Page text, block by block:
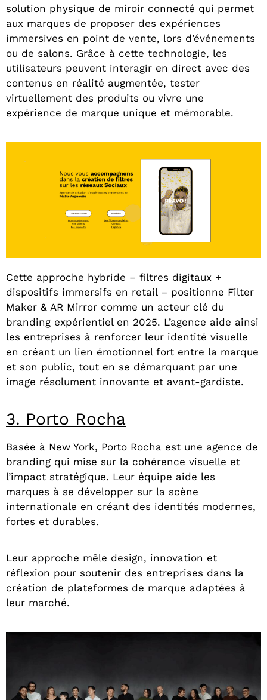
solution physique de miroir connecté qui permet
aux marques de proposer des expériences
immersives en point de vente, lors d’événements
ou de salons. Grâce à cette technologie, les
utilisateurs peuvent interagir en direct avec des
contenus en réalité augmentée, tester
virtuellement des produits ou vivre une
expérience de marque unique et mémorable.
Cette approche hybride – filtres digitaux +
dispositifs immersifs en retail – positionne Filter
Maker & AR Mirror comme un acteur clé du
branding expérientiel en 2025. L’agence aide ainsi
les entreprises à renforcer leur identité visuelle
en créant un lien émotionnel fort entre la marque
et son public, tout en se démarquant par une
image résolument innovante et avant-gardiste.
3. Porto Rocha
Basée à New York, Porto Rocha est une agence de
branding qui mise sur la cohérence visuelle et
l’impact stratégique. Leur équipe aide les
marques à se développer sur la scène
internationale en créant des identités modernes,
fortes et durables.
Leur approche mêle design, innovation et
réflexion pour soutenir des entreprises dans la
création de plateformes de marque adaptées à
leur marché.